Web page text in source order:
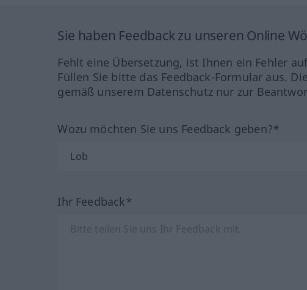
Sie haben Feedback zu unseren Online
Fehlt eine Übersetzung, ist Ihnen ein Fehler
Füllen Sie bitte das Feedback-Formular aus.
gemäß unserem Datenschutz nur zur
Wozu möchten Sie uns Feedback geben?*
Ihr Feedback*